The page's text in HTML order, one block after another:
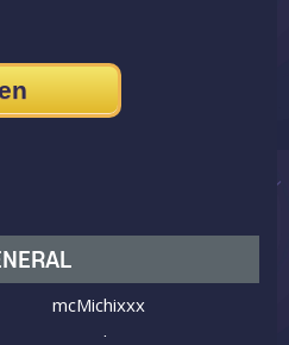
mcMichixxx